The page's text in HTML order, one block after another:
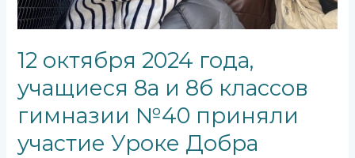
12 октября 2024 года,
учащиеся 8а и 8б классов
гимназии №40 приняли
участие Уроке Добра